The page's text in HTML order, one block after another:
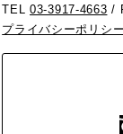
TEL03-3917-4663 /
プライバシーポリシー